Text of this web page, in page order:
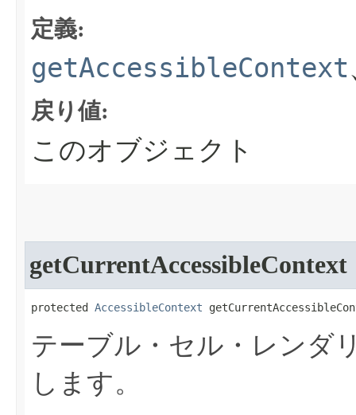
定義:
getAccessibleContext
戻り値:
このオブジェクト
getCurrentAccessibleContext
protected AccessibleContext
テーブル・セル・レンダ
します。